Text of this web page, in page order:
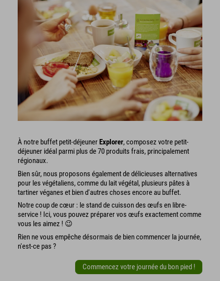
À notre buffet petit-déjeuner Explorer, composez votre petit-
déjeuner idéal parmi plus de 70 produits frais, principalement
régionaux.
Bien sûr, nous proposons également de délicieuses alternatives
pour les végétaliens, comme du lait végétal, plusieurs pâtes à
tartiner véganes et bien d'autres choses encore au buffet.
Notre coup de cœur : le stand de cuisson des œufs en libre-
service ! Ici, vous pouvez préparer vos œufs exactement comme
vous les aimez ! 😉
Rien ne vous empêche désormais de bien commencer la journée,
n'est-ce pas ?
Commencez votre journée du bon pied !